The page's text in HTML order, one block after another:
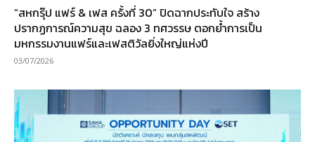
“สหกรุ๊ป แฟร์ & เฟส ครั้งที่ 30” ปิดฉากประทับใจ สร้าง
ปรากฏการณ์ความสุข ฉลอง 3 ทศวรรษ ตอกย้ำการเป็น
มหกรรมงานแฟร์และเฟสติวัลยิ่งใหญ่แห่งปี
03/07/2026